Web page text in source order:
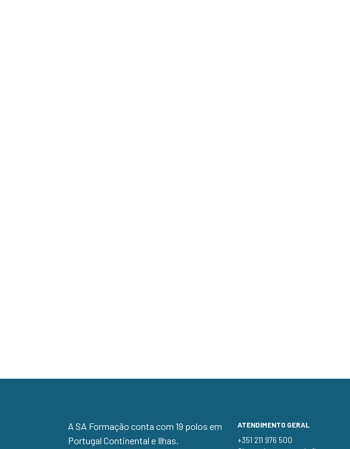
A SA Formação conta com 19 polos em
Portugal Continental e Ilhas.
ATENDIMENTO GERAL
+351 211 976 500